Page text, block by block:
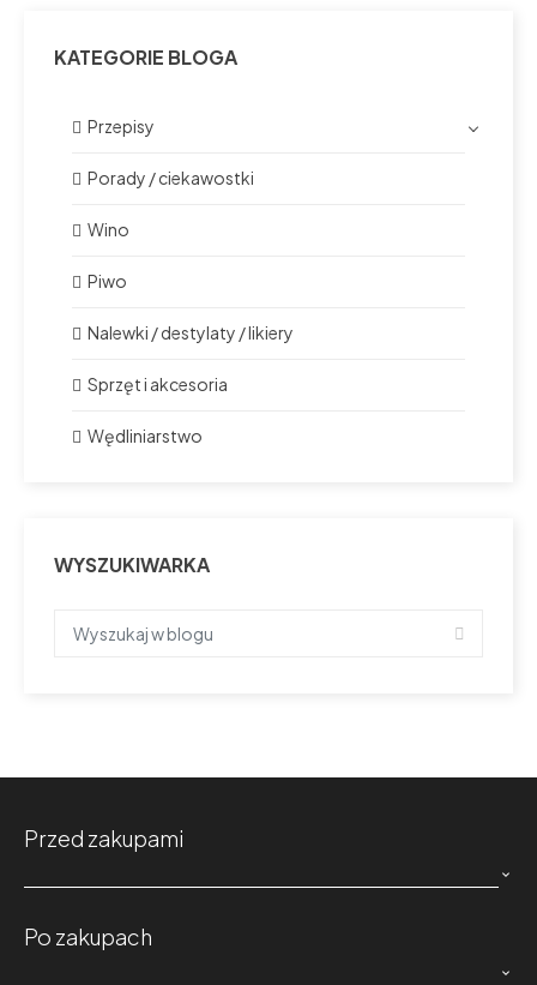
KATEGORIE BLOGA
Przepisy
Porady / ciekawostki
Wino
Piwo
Nalewki / destylaty / likiery
Sprzęt i akcesoria
Wędliniarstwo
WYSZUKIWARKA
Przed zakupami

Po zakupach
